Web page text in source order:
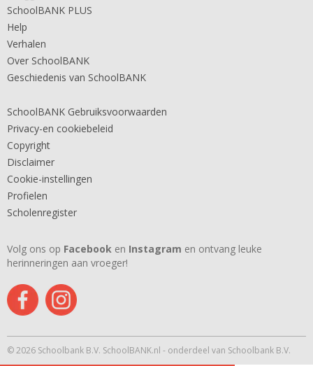
SchoolBANK PLUS
Help
Verhalen
Over SchoolBANK
Geschiedenis van SchoolBANK
SchoolBANK Gebruiksvoorwaarden
Privacy-en cookiebeleid
Copyright
Disclaimer
Cookie-instellingen
Profielen
Scholenregister
Volg ons op Facebook en Instagram en ontvang leuke
herinneringen aan vroeger!
© 2026 Schoolbank B.V. SchoolBANK.nl - onderdeel van Schoolbank B.V.